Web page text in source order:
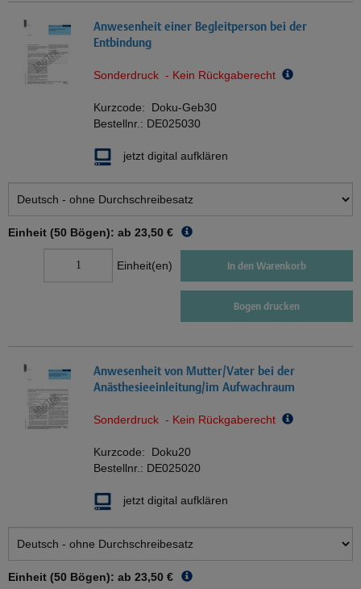
Anwesenheit einer Begleitperson bei der
Entbindung
Sonderdruck - Kein Rückgaberecht
Kurzcode: Doku-Geb30
Bestellnr.: DE025030
jetzt digital aufklären
Einheit (50 Bögen): ab 23,50 €
Einheit(en) In den Warenkorb
Bogen drucken
Anwesenheit von Mutter/Vater bei der
Anästhesieeinleitung/im Aufwachraum
Sonderdruck - Kein Rückgaberecht
Kurzcode: Doku20
Bestellnr.: DE025020
jetzt digital aufklären
Einheit (50 Bögen): ab 23,50 €